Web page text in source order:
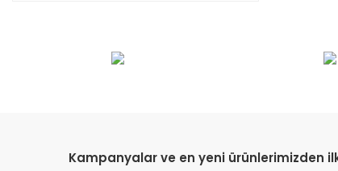
Kampanyalar ve en yeni ürünlerimizden